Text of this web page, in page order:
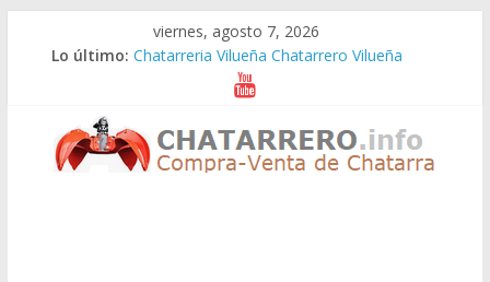
viernes, agosto 7, 2026
Lo último: Chatarreria Vilueña Chatarrero Vilueña
Chatarreria Zuera Chatarrero Zuera
Chatarreria Zaragoza Chatarrero Zaragoza
Chatarreria Zaida Chatarrero Zaida
Chatarreria Vistabella Chatarrero Vistabella